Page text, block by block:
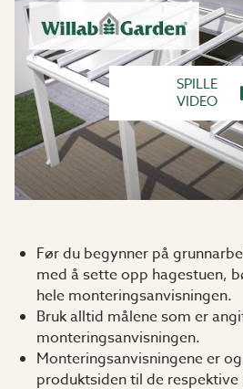
SPILLE
VIDEO
Før du begynner på
med å sette opp hagestuen,
hele monteringsanvisningen.
Bruk alltid målene som er
monteringsanvisningen.
Monteringsanvisningene er
produktsiden til de